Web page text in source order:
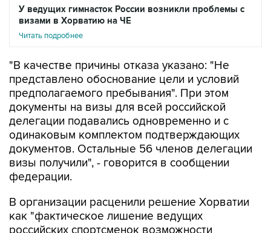
У ведущих гимнасток России возникли проблемы с
визами в Хорватию на ЧЕ
Читать подробнее
"В качестве причины отказа указано: "Не
представлено обоснование цели и условий
предполагаемого пребывания". При этом
документы на визы для всей российской
делегации подавались одновременно и с
одинаковым комплектом подтверждающих
документов. Остальные 56 членов делегации
визы получили", - говорится в сообщении
федерации.
В организации расценили решение Хорватии
как "фактическое лишение ведущих
российских спортсменок возможности